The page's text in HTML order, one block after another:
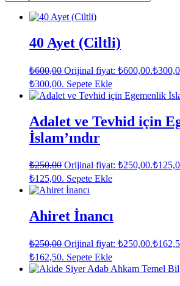
40 Ayet (Ciltli)
₺600,00 Orijinal fiyat: ₺600,00.₺
₺300,00. Sepete Ekle
Adalet ve Tevhid için
İslam’ındır
₺250,00 Orijinal fiyat: ₺250,00.₺
₺125,00. Sepete Ekle
Ahiret İnancı
₺250,00 Orijinal fiyat: ₺250,00.₺
₺162,50. Sepete Ekle